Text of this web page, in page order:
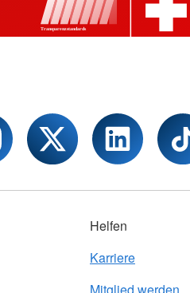
Helfen
Karriere